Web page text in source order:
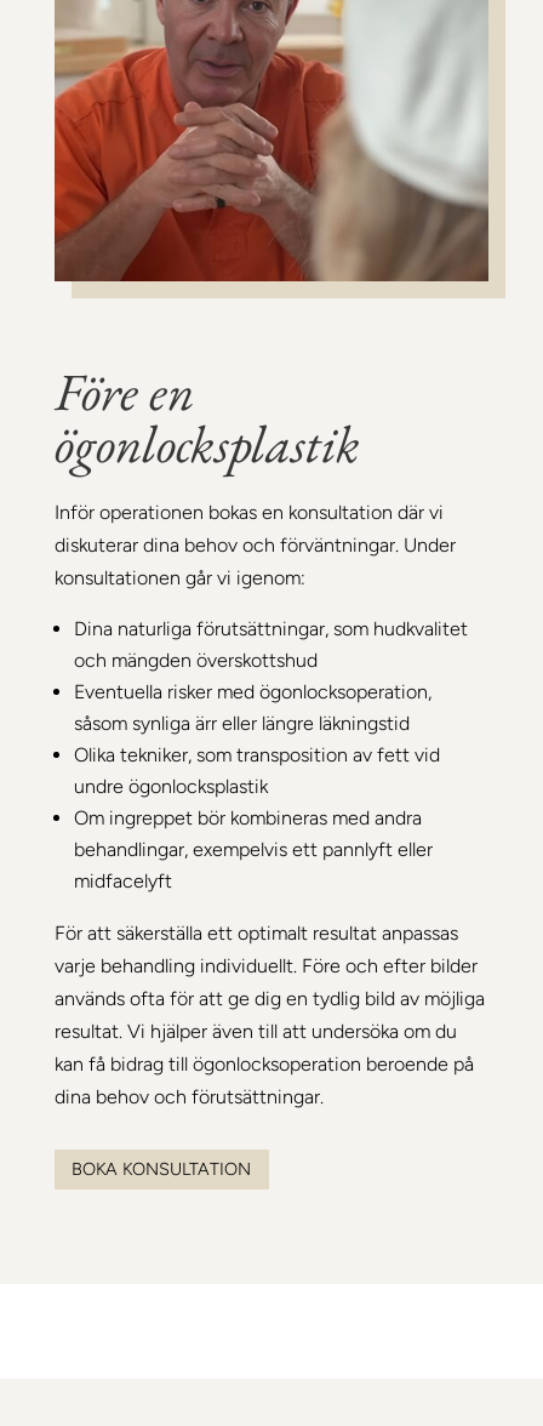
Före en
ögonlocksplastik
Inför operationen bokas en konsultation där vi
diskuterar dina behov och förväntningar. Under
konsultationen går vi igenom:
Dina naturliga förutsättningar, som hudkvalitet
och mängden överskottshud
Eventuella risker med ögonlocksoperation,
såsom synliga ärr eller längre läkningstid
Olika tekniker, som transposition av fett vid
undre ögonlocksplastik
Om ingreppet bör kombineras med andra
behandlingar, exempelvis ett pannlyft eller
midfacelyft
För att säkerställa ett optimalt resultat anpassas
varje behandling individuellt. Före och efter bilder
används ofta för att ge dig en tydlig bild av möjliga
resultat. Vi hjälper även till att undersöka om du
kan få bidrag till ögonlocksoperation beroende på
dina behov och förutsättningar.
BOKA KONSULTATION